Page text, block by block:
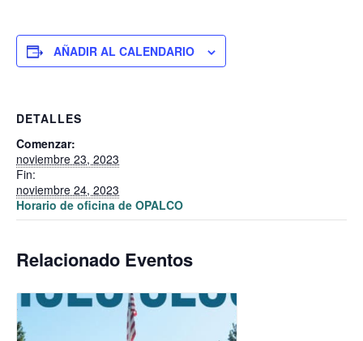
AÑADIR AL CALENDARIO
DETALLES
Comenzar:
noviembre 23, 2023
Fin:
noviembre 24, 2023
Horario de oficina de OPALCO
Relacionado Eventos